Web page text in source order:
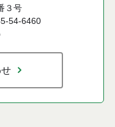
３号
54-6460